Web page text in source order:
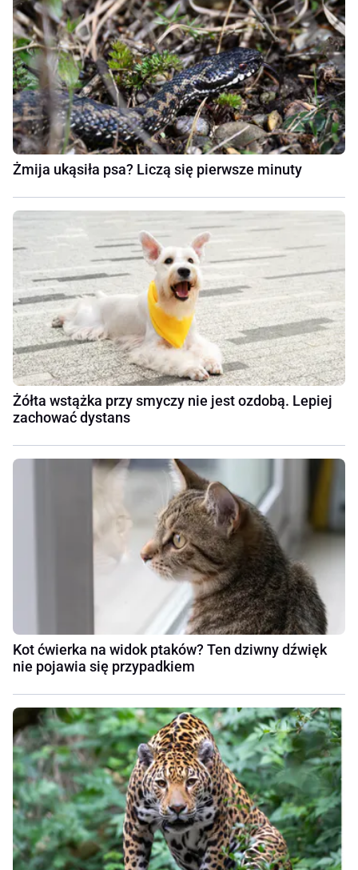
Żmija ukąsiła psa? Liczą się pierwsze minuty
Żółta wstążka przy smyczy nie jest ozdobą. Lepiej
zachować dystans
Kot ćwierka na widok ptaków? Ten dziwny dźwięk
nie pojawia się przypadkiem